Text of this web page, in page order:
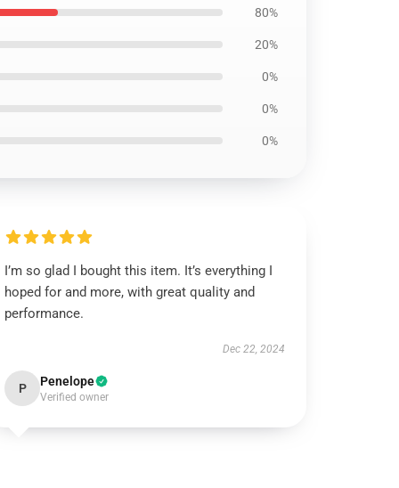
80%
20%
0%
0%
0%
I’m so glad I bought this item. It’s everything I
hoped for and more, with great quality and
performance.
Dec 22, 2024
P Penelope
Verified owner